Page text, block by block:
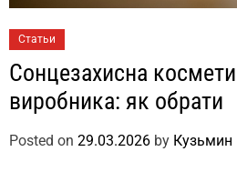
Статьи
Сонцезахисна
виробника: як обрати
Posted on 29.03.2026 by Кузьмин